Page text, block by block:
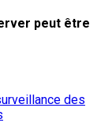
peut être
des